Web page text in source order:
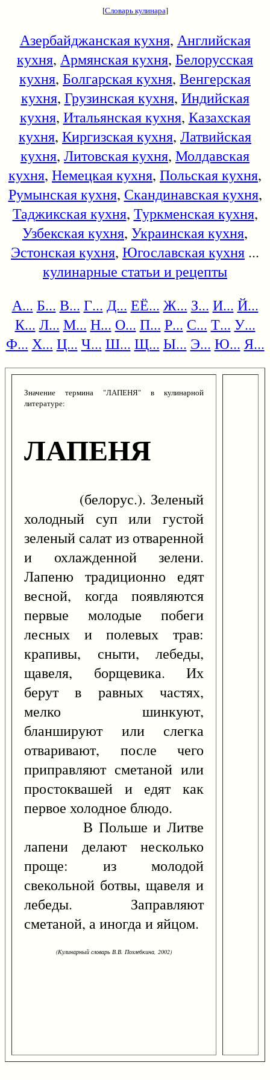
[Словарь кулинара]
Азербайджанская кухня, Английская
кухня, Армянская кухня, Белорусская
кухня, Болгарская кухня, Венгерская
кухня, Грузинская кухня, Индийская
кухня, Итальянская кухня, Казахская
кухня, Киргизская кухня, Латвийская
кухня, Литовская кухня, Молдавская
кухня, Немецкая кухня, Польская кухня,
Румынская кухня, Скандинавская кухня,
Таджикская кухня, Туркменская кухня,
Узбекская кухня, Украинская кухня,
Эстонская кухня, Югославская кухня ...
кулинарные статьи и рецепты
А... Б... В... Г... Д... ЕЁ... Ж... З... И... Й...
К... Л... М... Н... О... П... Р... С... Т... У...
Ф... Х... Ц... Ч... Ш... Щ... Ы... Э... Ю... Я...
Значение термина "ЛАПЕНЯ" в кулинарной
литературе:
ЛАПЕНЯ
(белорус.). Зеленый
холодный суп или густой
зеленый салат из отваренной
и охлажденной зелени.
Лапеню традиционно едят
весной, когда появляются
первые молодые побеги
лесных и полевых трав:
крапивы, сныти, лебеды,
щавеля, борщевика. Их
берут в равных частях,
мелко шинкуют,
бланшируют или слегка
отваривают, после чего
приправляют сметаной или
простоквашей и едят как
первое холодное блюдо.
В Польше и Литве
лапени делают несколько
проще: из молодой
свекольной ботвы, щавеля и
лебеды. Заправляют
сметаной, а иногда и яйцом.
(Кулинарный словарь В.В. Похлебкина, 2002)